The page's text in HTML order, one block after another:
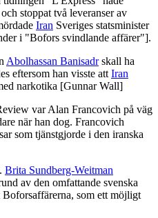
stoppat två leveranser av
Iran Sveriges statsminister
i "Bofors svindlande affärer"].
Abolhassan Banisadrskall ha
eftersom han visste att Iran
narkotika [Gunnar Wall]
var Alan Francovich på väg
när han dog. Francovich
som tjänstgjorde i den iranska
Brita Sundberg-Weitman
av den omfattande svenska
som ett möjligt